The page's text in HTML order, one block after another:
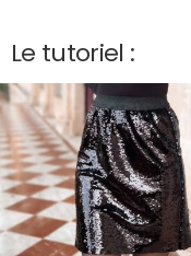
Le tutoriel :